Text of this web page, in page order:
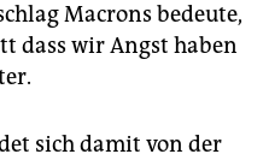
Macrons bedeute,
dass wir Angst haben
sich damit von der